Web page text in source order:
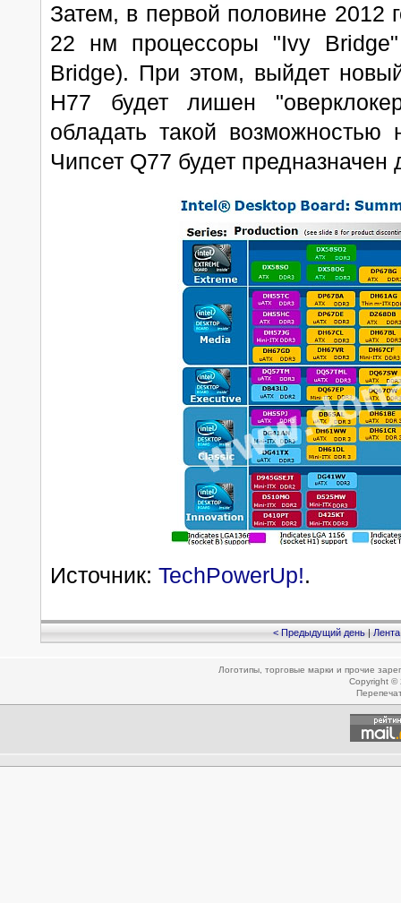
Затем, в первой половине 2012
22 нм процессоры "Ivy
Bridge). При этом, выйдет
H77 будет лишен
обладать такой возможностью
Чипсет Q77 будет предназначен
Источник: TechPowerUp!.
< Предыдущий день Лента
Логотипы, торговые марки и прочие
Copyright ©